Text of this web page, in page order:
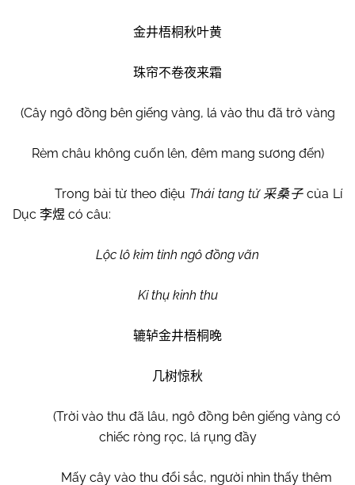
金井梧桐秋叶黄
珠帘不卷夜来霜
(Cây ngô đồng bên giếng vàng, lá vào thu đã trở vàng
Rèm châu không cuốn lên, đêm mang sương đến)
Trong bài từ theo điệu Thái tang tử 采桑子của Lí
Dục 李煜 có câu:
Lộc lô kim tỉnh ngô đồng vãn
Kỉ thụ kinh thu
辘轳金井梧桐晚
几树惊秋
(Trời vào thu đã lâu, ngô đồng bên giếng vàng có
chiếc ròng rọc, lá rụng đầy
Mấy cây vào thu đổi sắc, người nhìn thấy thêm